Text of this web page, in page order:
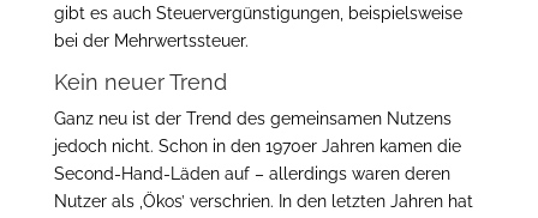
gibt es auch Steuervergünstigungen, beispielsweise
bei der Mehrwertssteuer.
Kein neuer Trend
Ganz neu ist der Trend des gemeinsamen Nutzens
jedoch nicht. Schon in den 1970er Jahren kamen die
Second-Hand-Läden auf – allerdings waren deren
Nutzer als ‚Ökos’ verschrien. In den letzten Jahren hat